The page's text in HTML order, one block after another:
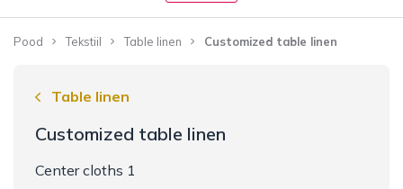
Pood Tekstiil Table linen Customized table linen
Table linen
Customized table linen
Center cloths 1